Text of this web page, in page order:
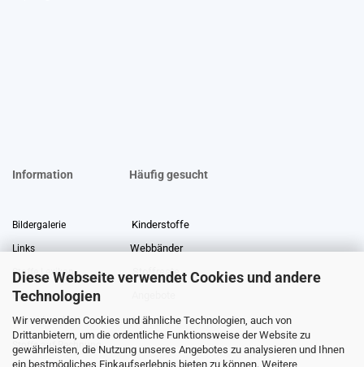
Diese Webseite verwendet Cookies und andere
Technologien
Wir verwenden Cookies und ähnliche Technologien, auch von
Drittanbietern, um die ordentliche Funktionsweise der Website zu
gewährleisten, die Nutzung unseres Angebotes zu analysieren und Ihnen
ein bestmögliches Einkaufserlebnis bieten zu können. Weitere
Information Häufig gesucht
Bildergalerie Kinderstoffe
Links Webbänder
Stoffe Lexikon Stoffreste
Über uns
Gewerberabatt Meterware
Stoffe auf Rechnung